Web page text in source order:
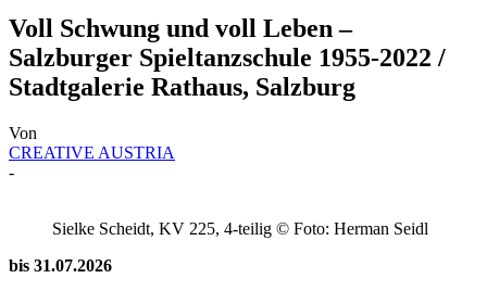
Voll Schwung und voll Leben –
Salzburger Spieltanzschule 1955-2022 /
Stadtgalerie Rathaus, Salzburg
Von
CREATIVE AUSTRIA
-
Sielke Scheidt, KV 225, 4-teilig © Foto: Herman Seidl
bis 31.07.2026